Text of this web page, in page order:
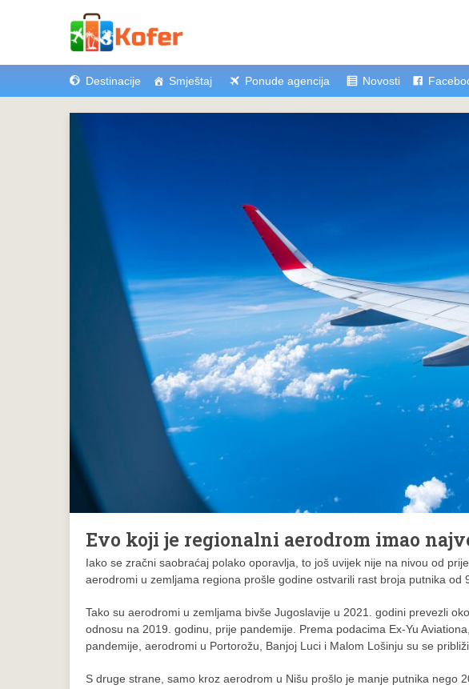
Destinacije Smještaj Ponude agencija Novosti
Evo koji je regionalni aerodrom imao
Iako se zračni saobraćaj polako oporavlja, to još uvijek nije na nivou od
aerodromi u zemljama regiona prošle godine ostvarili rast broja putnika od
Tako su aerodromi u zemljama bivše Jugoslavije u 2021. godini prevezli
odnosu na 2019. godinu, prije pandemije. Prema podacima Ex-Yu
pandemije, aerodromi u Portorožu, Banjoj Luci i Malom Lošinju su se
S druge strane, samo kroz aerodrom u Nišu prošlo je manje putnika nego